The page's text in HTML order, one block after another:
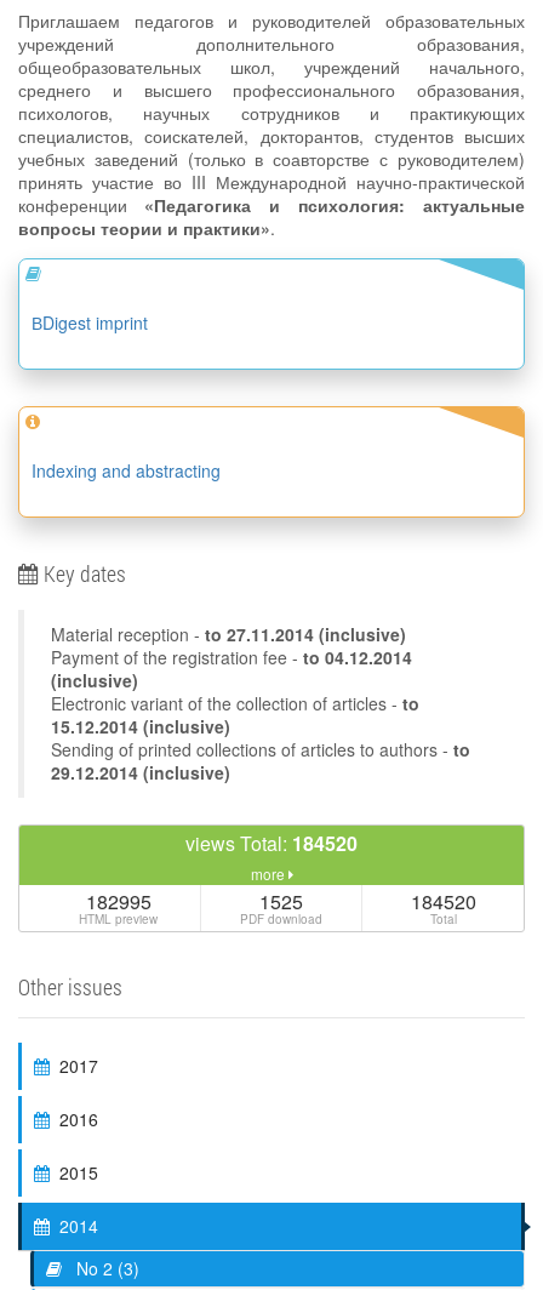
Приглашаем педагогов и руководителей образовательных
учреждений дополнительного образования,
общеобразовательных школ, учреждений начального,
среднего и высшего профессионального образования,
психологов, научных сотрудников и практикующих
специалистов, соискателей, докторантов, студентов высших
учебных заведений (только в соавторстве с руководителем)
принять участие во III Международной научно-практической
конференции «Педагогика и психология: актуальные
вопросы теории и практики».
ВDigest imprint
Indexing and abstracting
Key dates
Material reception - to 27.11.2014 (inclusive)
Payment of the registration fee - to 04.12.2014
(inclusive)
Electronic variant of the collection of articles - to
15.12.2014 (inclusive)
Sending of printed collections of articles to authors - to
29.12.2014 (inclusive)
views Total: 184520
more
182995
HTML preview
1525
PDF download
184520
Total
Other issues
2017
2016
2015
2014
No 2 (3)